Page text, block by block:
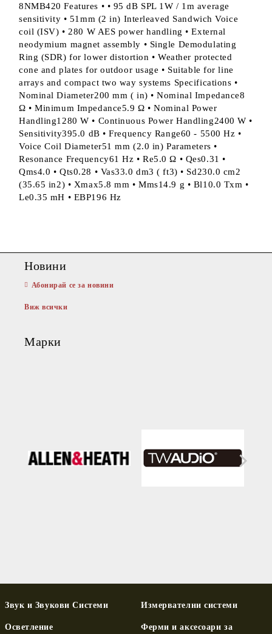
8NMB420 Features • • 95 dB SPL 1W / 1m average
sensitivity • 51mm (2 in) Interleaved Sandwich Voice
coil (ISV) • 280 W AES power handling • External
neodymium magnet assembly • Single Demodulating
Ring (SDR) for lower distortion • Weather protected
cone and plates for outdoor usage • Suitable for line
arrays and compact two way systems Specifications •
Nominal Diameter200 mm ( in) • Nominal Impedance8
Ω • Minimum Impedance5.9 Ω • Nominal Power
Handling1280 W • Continuous Power Handling2400 W •
Sensitivity395.0 dB • Frequency Range60 - 5500 Hz •
Voice Coil Diameter51 mm (2.0 in) Parameters •
Resonance Frequency61 Hz • Re5.0 Ω • Qes0.31 •
Qms4.0 • Qts0.28 • Vas33.0 dm3 ( ft3) • Sd230.0 cm2
(35.65 in2) • Xmax5.8 mm • Mms14.9 g • Bl10.0 Txm •
Le0.35 mH • EBP196 Hz
Новини
Абонирай се за новини
Виж всички
Марки
Звук и Звукови Системи
Осветление
Измервателни системи
Ферми и аксесоари за